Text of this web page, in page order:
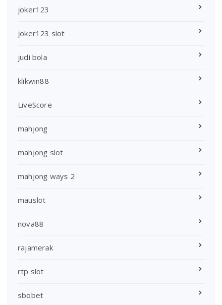
joker123
joker123 slot
judi bola
klikwin88
LiveScore
mahjong
mahjong slot
mahjong ways 2
mauslot
nova88
rajamerak
rtp slot
sbobet